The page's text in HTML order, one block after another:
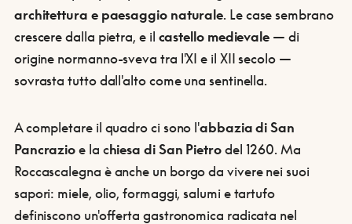
architettura e paesaggio naturale. Le case sembrano
crescere dalla pietra, e il castello medievale — di
origine normanno-sveva tra l'XI e il XII secolo —
sovrasta tutto dall'alto come una sentinella.
A completare il quadro ci sono l'abbazia di San
Pancrazioe la chiesa di San Pietrodel 1260. Ma
Roccascalegna è anche un borgo da vivere nei suoi
sapori: miele, olio, formaggi, salumi e tartufo
definiscono un'offerta gastronomica radicata nel